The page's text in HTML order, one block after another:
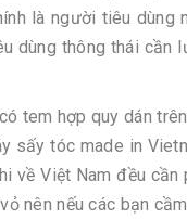
là người tiêu dùng
dùng thông thái cần
tem hợp quy dán
sấy tóc made in
về Việt Nam đều
nên nếu các bạn